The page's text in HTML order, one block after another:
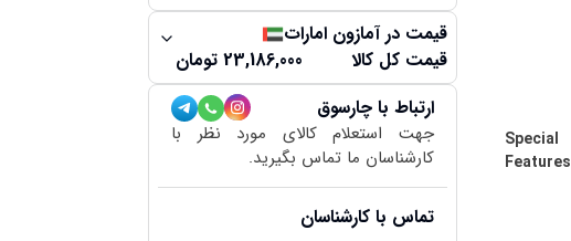
Special
Features
قیمت در آمازون امارات
قیمت کل کالا
23,186,000 تومان
ارتباط با چارسوق
جهت استعلام کالای مورد نظر با
کارشناسان ما تماس بگیرید.
تماس با کارشناسان